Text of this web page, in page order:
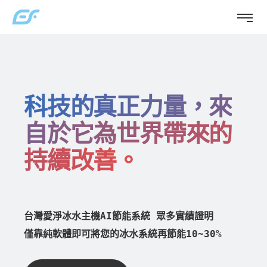
台灣愛淨冰水主機AI節能系統 眾多實績證明
僅靠純軟體即可將您的冰水系統再節能10~30%
科技的真正力量，來
自於它為世界帶來的
持續改善。